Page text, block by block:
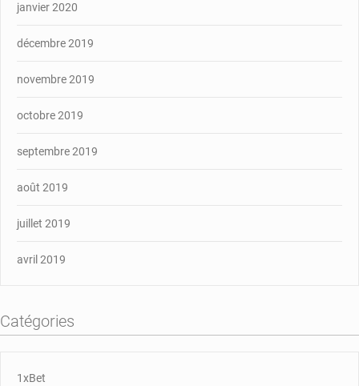
janvier 2020
décembre 2019
novembre 2019
octobre 2019
septembre 2019
août 2019
juillet 2019
avril 2019
Catégories
1xBet